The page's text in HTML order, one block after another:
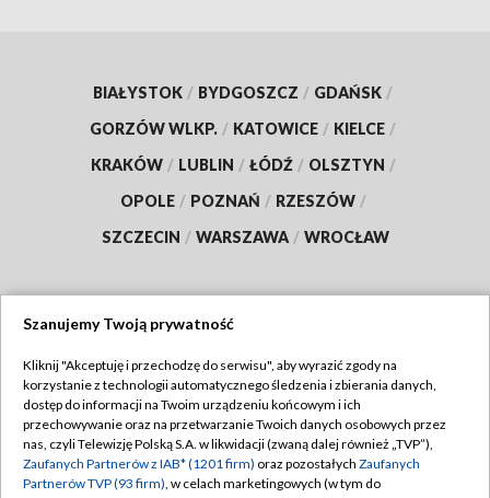
BIAŁYSTOK / BYDGOSZCZ / GDAŃSK /
GORZÓW WLKP. / KATOWICE / KIELCE /
KRAKÓW / LUBLIN / ŁÓDŹ / OLSZTYN /
OPOLE / POZNAŃ / RZESZÓW /
SZCZECIN / WARSZAWA / WROCŁAW
TVP
Abonament TVP
Emisja w TVP
Regulamin TVP
Polityka prywatności
Szanujemy Twoją prywatność
Kliknij "Akceptuję i przechodzę do serwisu", aby wyrazić zgody na
korzystanie z technologii automatycznego śledzenia i zbierania danych,
dostęp do informacji na Twoim urządzeniu końcowym i ich
przechowywanie oraz na przetwarzanie Twoich danych osobowych przez
nas, czyli Telewizję Polską S.A. w likwidacji (zwaną dalej również „TVP”),
Zaufanych Partnerów z IAB* (1201 firm) oraz pozostałych Zaufanych
Partnerów TVP (93 firm), w celach marketingowych (w tym do